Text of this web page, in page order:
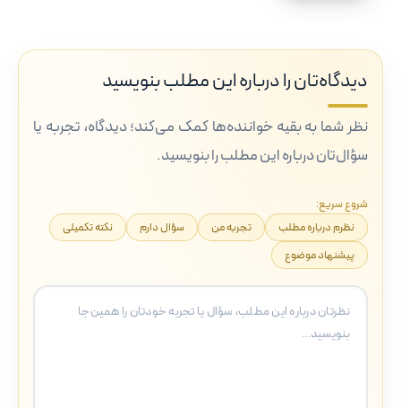
دیدگاه‌تان را درباره این مطلب بنویسید
نظر شما به بقیه خواننده‌ها کمک می‌کند؛ دیدگاه، تجربه یا
سؤال‌تان درباره این مطلب را بنویسید.
شروع سریع:
نظرم درباره مطلب
تجربه من سؤال دارم
نکته تکمیلی
پیشنهاد موضوع